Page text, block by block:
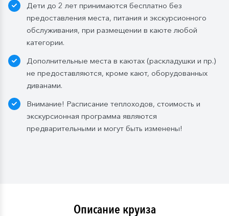
Стандартные каюты:
день посадки:
— в рейсах до 4 дней включительно: 1 бутылка (0,5
л.) при одноместном размещении, 1 бутылка (1,5 л.)
в 2- и 3-местном размещении;
— в рейсах от 5 дней до 10 дней включительно: 1
бутылка (1,5 л.);
— в рейсах от 16 до 20 дней включительно: 3
бутылки (1,5 л.);
Дети до 2 лет принимаются бесплатно без
предоставления места, питания и экскурсионного
обслуживания, при размещении в каюте любой
категории.
Дополнительные места в каютах (раскладушки и пр.)
не предоставляются, кроме кают, оборудованных
диванами.
Внимание! Расписание теплоходов, стоимость и
экскурсионная программа являются
предварительными и могут быть изменены!
Описание круиза